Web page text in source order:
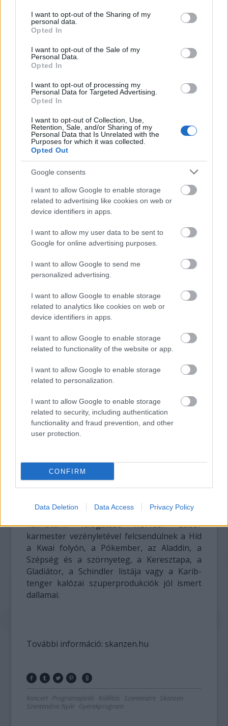
not limited to your visit or usage behaviour. You may click to
grant or deny consent to Google and its third-party tags to
use your data for below specified purposes in below Google
consent section.
I want to opt-out of the Sharing of my
personal data.
Opted In
I want to opt-out of the Sale of my
Personal Data.
Opted In
I want to opt-out of processing my
Personal Data for Targeted Advertising.
Opted In
I want to opt-out of Collection, Use,
Retention, Sale, and/or Sharing of my
Personal Data that Is Unrelated with the
Purposes for which it was collected.
Opted Out
Google consents
I want to allow Google to enable storage
related to advertising like cookies on web or
device identifiers in apps.
I want to allow my user data to be sent to
Google for online advertising purposes.
I want to allow Google to send me
personalized advertising.
I want to allow Google to enable storage
related to analytics like cookies on web or
device identifiers in apps.
I want to allow Google to enable storage
related to functionality of the website or app.
I want to allow Google to enable storage
related to personalization.
I want to allow Google to enable storage
related to security, including authentication
functionality and fraud prevention, and other
user protection.
CONFIRM
Data Deletion Data Access Privacy Policy
Nyáresték a Skanzenben
megtapasztalni vágyók sem maradnak
élmények nélkül ezen a nyáron. Hat este
könnyű- és komolyzenei csemegék várják a
látogatókat a Skanzen Amfiteátrumban.
Július 5-én Cinema&Symphony
előadás,
Magyarország első számú élőzenei mozi
színpada. Hrutka Róbert zeneszerző által
komponált zenéket játszik élőben a
Szimfonikus Zenekar
filmet vetítik, amelynek érdekessége, hogy a
film több jelenetét a Skanzenben forgatták.
Rákász
Gergely orgonakoncertjét hallhatjuk
Lords
of the Organ VIII. címmel, ahol Vivaldi – Bach
– Gershwin darabjai hallhatók. Változatos
muzsikák, mélységek és magasságok egy
művészi grafikákkal kiegészítve a zenét.
Augusztus 26-án aDanube Classics
Szimfonikus Zenekar
előadásában
legnagyobb hollywoodi filmek zenéi közül
hallhatunk válogatást. Horváth Gábor
karmester vezényletével felcsendülnek a Híd
a Kwai folyón, a Pókember, az Aladdin, a
Szépség és a szörnyeteg, a Keresztapa, a
Gladiátor, a Schindler listája vagy a Karib-
tenger kalózai szuperprodukciók jól ismert
dallamai.
További információ: skanzen.hu
Koncert Programajánló Kiállítás Szentendre Skanzen
Szentendrei Nyár Gyerekprogram